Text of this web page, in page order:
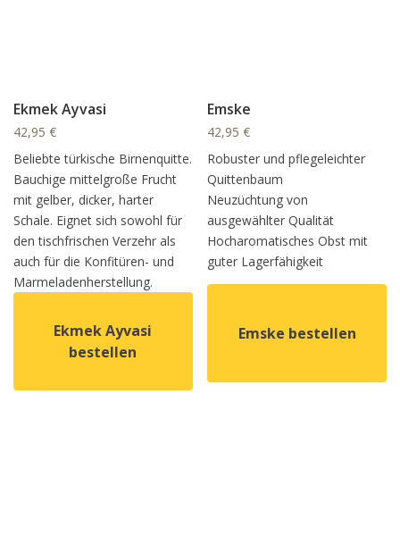
Ekmek Ayvasi
42,95 €
Beliebte türkische Birnenquitte.
Bauchige mittelgroße Frucht
mit gelber, dicker, harter
Schale. Eignet sich sowohl für
den tischfrischen Verzehr als
auch für die Konfitüren- und
Marmeladenherstellung.
Ekmek Ayvasi
bestellen
Emske
42,95€
Robuster und pflegeleichter
Quittenbaum
Neuzüchtung von
ausgewählter Qualität
Hocharomatisches Obst mit
guter Lagerfähigkeit
Emske bestellen